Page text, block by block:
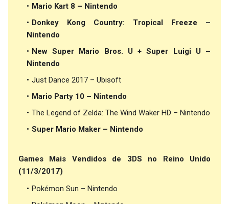
Mario Kart 8 – Nintendo
Donkey Kong Country: Tropical Freeze –
Nintendo
New Super Mario Bros. U + Super Luigi U –
Nintendo
Just Dance 2017 – Ubisoft
Mario Party 10 – Nintendo
The Legend of Zelda: The Wind Waker HD – Nintendo
Super Mario Maker – Nintendo
Games Mais Vendidos de 3DS no Reino Unido
(11/3/2017)
Pokémon Sun – Nintendo